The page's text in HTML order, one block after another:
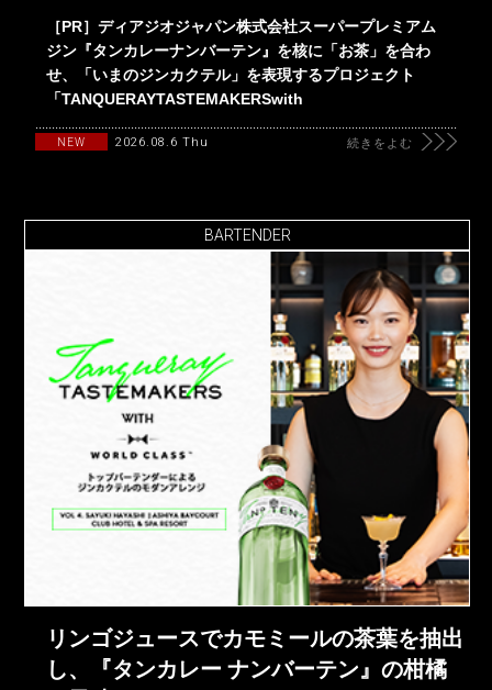
［PR］ディアジオジャパン株式会社スーパープレミアム
ジン『タンカレーナンバーテン』を核に「お茶」を合わ
せ、「いまのジンカクテル」を表現するプロジェクト
「TANQUERAYTASTEMAKERSwith
NEW 2026.08.6 Thu 続きをよむ
BARTENDER
リンゴジュースでカモミールの茶葉を抽出
し、『タンカレー ナンバーテン』の柑橘